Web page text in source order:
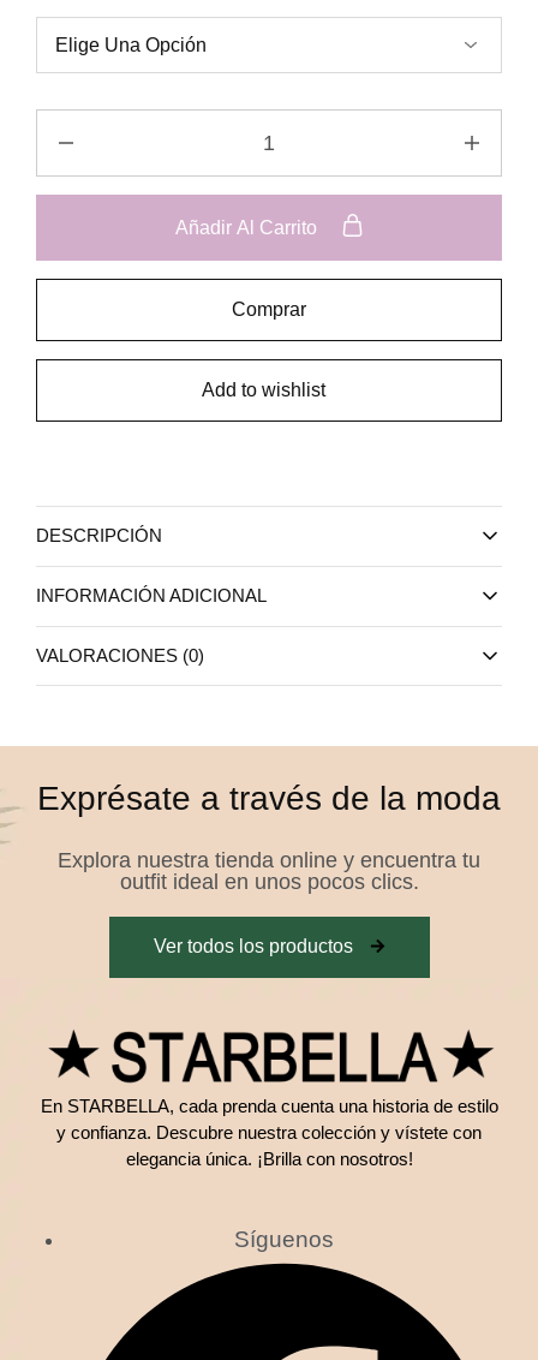
Añadir Al Carrito
Comprar
Add to wishlist
DESCRIPCIÓN
INFORMACIÓN ADICIONAL
VALORACIONES (0)
Exprésate a través de la moda
Explora nuestra tienda online y encuentra tu
outfit ideal en unos pocos clics.
Ver todos los productos
En STARBELLA, cada prenda cuenta una historia de estilo
y confianza. Descubre nuestra colección y vístete con
elegancia única. ¡Brilla con nosotros!
Síguenos